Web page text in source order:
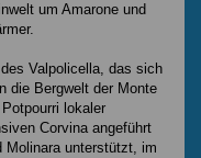
um Amarone und
Valpolicella, das sich
die Bergwelt der Monte
lokaler
Corvina angeführt
Molinara unterstützt, im